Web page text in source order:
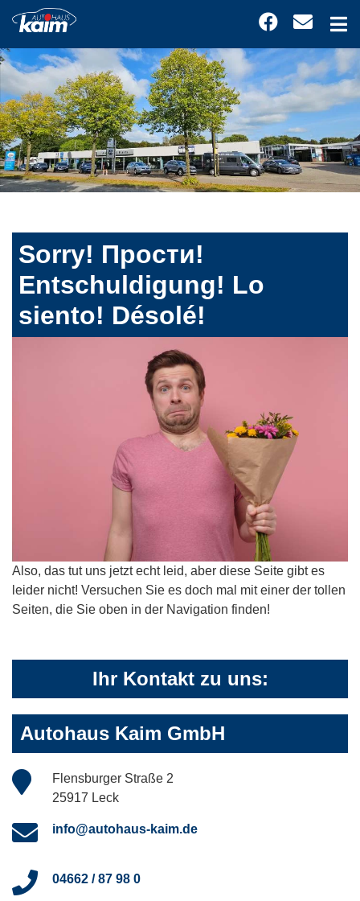
Sorry! Прости!
Entschuldigung! Lo
siento! Désolé!
Also, das tut uns jetzt echt leid, aber diese Seite gibt es
leider nicht! Versuchen Sie es doch mal mit einer der tollen
Seiten, die Sie oben in der Navigation finden!
Ihr Kontakt zu uns:
Autohaus Kaim GmbH
Flensburger Straße 2
25917 Leck
info@autohaus-kaim.de
04662 / 87 98 0